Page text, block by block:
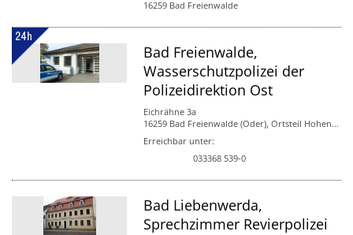
16259 Bad Freienwalde
Bad Freienwalde,
Wasserschutzpolizei der
Polizeidirektion Ost
Eichrähne 3a
16259 Bad Freienwalde (Oder), Ortsteil Hohensaaten
Erreichbar unter:
033368 539-0
Bad Liebenwerda,
Sprechzimmer Revierpolizei